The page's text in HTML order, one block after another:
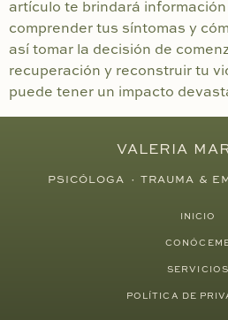
artículo te brindará
comprender tus síntomas y
así tomar la decisión de
recuperación y reconstruir tu
puede tener un impacto
VALERIA
PSICÓLOGA · TRAUMA &
INICIO
SERVICIOS
POLÍTICA DE